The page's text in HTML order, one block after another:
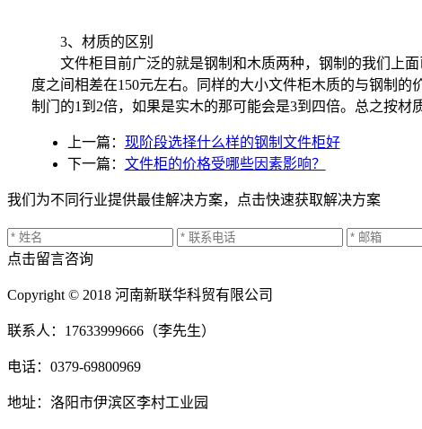
3、材质的区别
文件柜目前广泛的就是钢制和木质两种，钢制的我们上面
度之间相差在150元左右。同样的大小文件柜木质的与钢制
制门的1到2倍，如果是实木的那可能会是3到四倍。总之按材
上一篇： 现阶段选择什么样的钢制文件柜好
下一篇： 文件柜的价格受哪些因素影响？
我们为不同行业提供最佳解决方案，点击快速获取解决方案
点击留言咨询
Copyright © 2018 河南新联华科贸有限公司
联系人：17633999666（李先生）
电话：0379-69800969
地址：洛阳市伊滨区李村工业园